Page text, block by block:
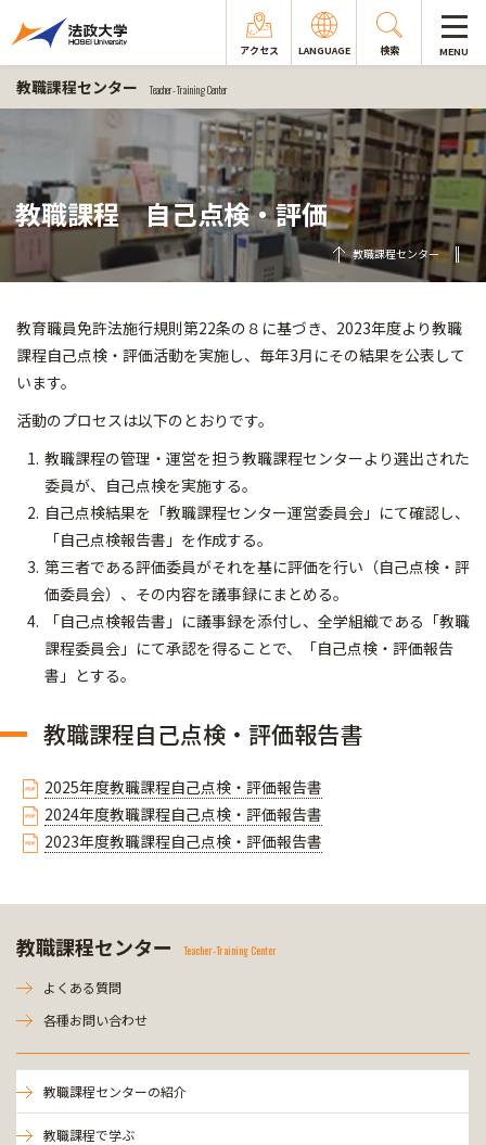
アクセス LANGUAGE 検索 MENU
教職課程センター Teacher-Training Center
教職課程 自己点検・評価
教職課程センター
教育職員免許法施行規則第22条の８に基づき、2023年度より教職
課程自己点検・評価活動を実施し、毎年3月にその結果を公表して
います。
活動のプロセスは以下のとおりです。
教職課程の管理・運営を担う教職課程センターより選出された
委員が、自己点検を実施する。
自己点検結果を「教職課程センター運営委員会」にて確認し、
「自己点検報告書」を作成する。
第三者である評価委員がそれを基に評価を行い（自己点検・評
価委員会）、その内容を議事録にまとめる。
「自己点検報告書」に議事録を添付し、全学組織である「教職
課程委員会」にて承認を得ることで、「自己点検・評価報告
書」とする。
教職課程自己点検・評価報告書
2025年度教職課程自己点検・評価報告書
2024年度教職課程自己点検・評価報告書
2023年度教職課程自己点検・評価報告書
教職課程センター Teacher-Training Center
よくある質問
各種お問い合わせ
教職課程センターの紹介
教職課程で学ぶ